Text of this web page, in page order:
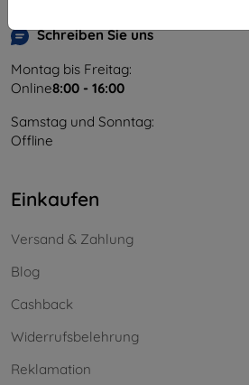
Schreiben Sie uns
Montag bis Freitag:
Online8:00 - 16:00
Samstag und Sonntag:
Offline
Einkaufen
Versand & Zahlung
Blog
Cashback
Widerrufsbelehrung
Reklamation